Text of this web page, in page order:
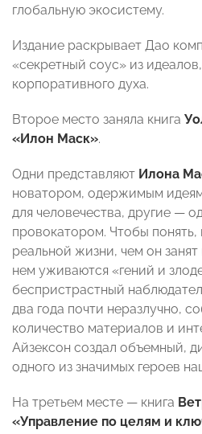
глобальную экосистему.
Издание раскрывает Дао
«секретный соус» из
корпоративного духа.
Второе место заняла книга
«Илон Маск».
Одни представляют Илона
новатором, одержимым
для человечества, другие —
провокатором. Чтобы
реальной жизни, чем он занят
нем уживаются «гений и
беспристрастный
два года почти неразлучно,
количество материалов и
Айзексон создал объемный,
одного из значимых героев
На третьем месте — книга
«Управление по целям и